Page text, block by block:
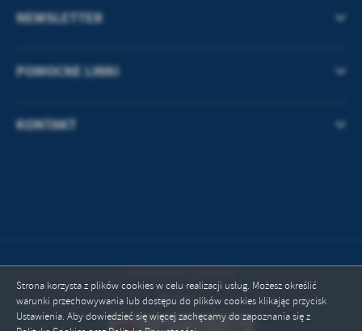
Strona korzysta z plików cookies w celu realizacji usług. Możesz określić
warunki przechowywania lub dostępu do plików cookies klikając przycisk
Ustawienia. Aby dowiedzieć się więcej zachęcamy do zapoznania się z
POMOCNE LINKI
NEWSLETTER
KONTAKT
Online: 1